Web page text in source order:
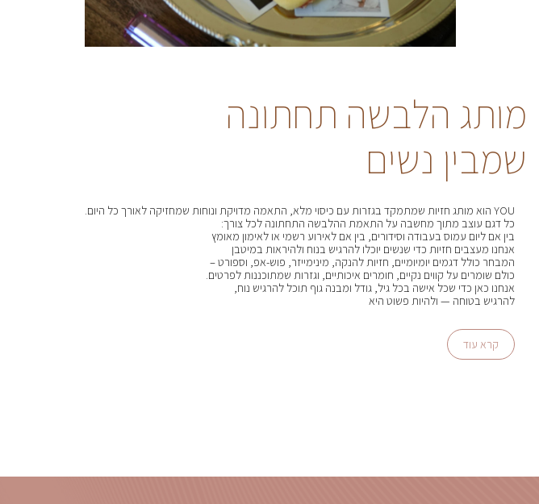
מותג הלבשה תחתונה
שמבין נשים
YOU הוא מותג חזיות שמתמקד בגזרות עם כיסוי מלא, התאמה מדויקת ונוחות שמחזיקה לאורך כל היום.
כל דגם עוצב מתוך מחשבה על התאמת ההלבשה התחתונה לכל צורך:
בין אם ליום עמוס בעבודה וסידורים, בין אם לאירוע רשמי או לאימון מאומץ
אנחנו מעצבים חזיות כדי שנשים יוכלו להרגיש בנוח ולהיראות במיטבן
המבחר כולל דגמים יומיומיים, חזיות להנקה, מינימייזר, פוש-אפ, וספורט –
כולם שומרים על קווים נקיים, חומרים איכותיים, וגזרות שמתוכננות לפרטים.
אנחנו כאן כדי שכל אישה בכל גיל, גודל ומבנה גוף תוכל להרגיש נוח,
להרגיש בטוחה — ולהיות פשוט היא
קרא עוד